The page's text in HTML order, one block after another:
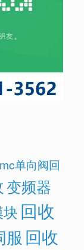
单向阀回
变频器
回收
服 回收